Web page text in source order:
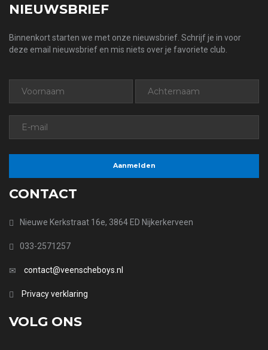
NIEUWSBRIEF
Binnenkort starten we met onze nieuwsbrief. Schrijf je in voor
deze email nieuwsbrief en mis niets over je favoriete club.
CONTACT
Nieuwe Kerkstraat 16e, 3864 ED Nijkerkerveen
033-2571257
contact@veenscheboys.nl
Privacy verklaring
VOLG ONS